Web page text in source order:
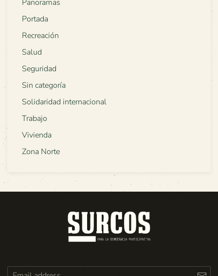
Panoramas
Portada
Recreación
Salud
Seguridad
Sin categoría
Solidaridad internacional
Trabajo
Vivienda
Zona Norte